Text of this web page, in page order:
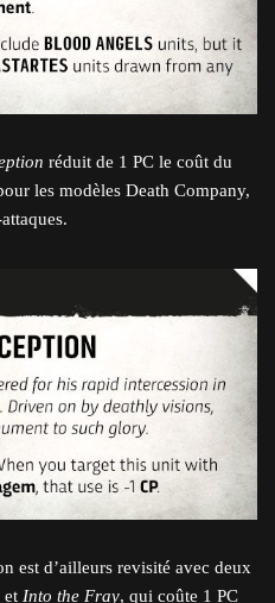
réduit de 1 PC le coût du
les modèles Death Company,
est d’ailleurs revisité avec deux
et Into the Fray, qui coûte 1 PC